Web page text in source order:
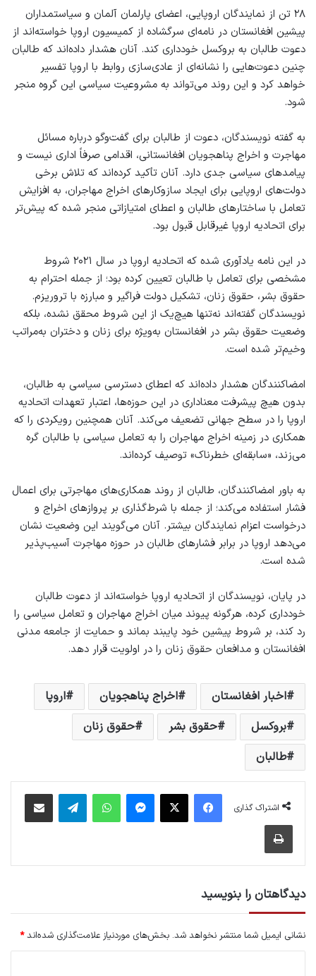
۲۸ تن از نمایندگان اروپایی، اعضای پارلمان آلمان و سیاستمداران
پیشین افغانستان در نامه‌ای سرگشاده از کمیسیون اروپا خواسته‌اند از
دعوت طالبان به بروکسل خودداری کند. آنان هشدار داده‌اند که طالبان
چنین دعوت‌هایی را نشانه‌ای از عادی‌سازی روابط با اروپا تفسیر
خواهد کرد و این روند می‌تواند به مشروعیت سیاسی این گروه منجر
شود.
به گفته نویسندگان، دعوت از طالبان برای گفت‌وگو درباره مسائل
مهاجرت و اخراج پناهجویان افغانستانی، اقدامی صرفاً اداری نیست و
پیامدهای سیاسی جدی دارد. آنان تأکید کرده‌اند که تلاش برخی
دولت‌های اروپایی برای ایجاد سازوکارهای اخراج مهاجران، به افزایش
تعامل با ساختارهای طالبان و اعطای امتیازاتی منجر شده که پیش‌تر
برای اتحادیه اروپا غیرقابل قبول بود.
در این نامه یادآوری شده که اتحادیه اروپا در سال ۲۰۲۱ شروط
مشخصی برای تعامل با طالبان تعیین کرده بود؛ از جمله احترام به
حقوق بشر، حقوق زنان، تشکیل دولت فراگیر و مبارزه با تروریزم.
نویسندگان گفته‌اند نه‌تنها هیچ‌یک از این شروط محقق نشده، بلکه
وضعیت حقوق بشر در افغانستان به‌ویژه برای زنان و دختران به‌مراتب
وخیم‌تر شده است.
امضاکنندگان هشدار داده‌اند که اعطای دسترسی سیاسی به طالبان،
بدون هیچ پیشرفت معناداری در این حوزه‌ها، اعتبار تعهدات اتحادیه
اروپا را در سطح جهانی تضعیف می‌کند. آنان همچنین رویکردی را که
همکاری در زمینه اخراج مهاجران را به تعامل سیاسی با طالبان گره
می‌زند، «سابقه‌ای خطرناک» توصیف کرده‌اند.
به باور امضاکنندگان، طالبان از روند همکاری‌های مهاجرتی برای اعمال
فشار استفاده می‌کند؛ از جمله با شرط‌گذاری بر پروازهای اخراج و
درخواست اعزام نمایندگان بیشتر. آنان می‌گویند این وضعیت نشان
می‌دهد اروپا در برابر فشارهای طالبان در حوزه مهاجرت آسیب‌پذیر
شده است.
در پایان، نویسندگان از اتحادیه اروپا خواسته‌اند از دعوت طالبان
خودداری کرده، هرگونه پیوند میان اخراج مهاجران و تعامل سیاسی را
رد کند، بر شروط پیشین خود پایبند بماند و حمایت از جامعه مدنی
افغانستان و مدافعان حقوق زنان را در اولویت قرار دهد.
اخبار افغانستان اخراج پناهجویان
اروپا
بروکسل
حقوق بشر
حقوق زنان
طالبان
اشتراک گذاری
فیس بوک X پیام رسان واتس آپ تلگرام اشتراک گذاری از طریق ایمیل
چاپ
دیدگاهتان را بنویسید
نشانی ایمیل شما منتشر نخواهد شد. بخش‌های موردنیاز علامت‌گذاری شده‌اند*